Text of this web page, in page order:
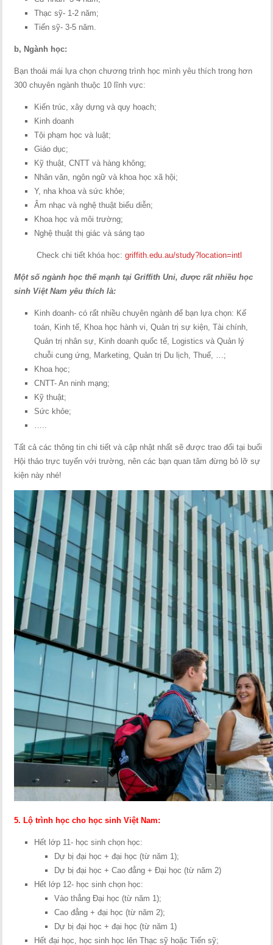
Thạc sỹ- 1-2 năm;
Tiến sỹ- 3-5 năm.
b, Ngành học:
Bạn thoải mái lựa chọn chương trình học mình yêu thích trong hơn
300 chuyên ngành thuộc 10 lĩnh vực:
Kiến trúc, xây dựng và quy hoạch;
Kinh doanh
Tội phạm học và luật;
Giáo dục;
Kỹ thuật, CNTT và hàng không;
Nhân văn, ngôn ngữ và khoa học xã hội;
Y, nha khoa và sức khỏe;
Âm nhạc và nghệ thuật biểu diễn;
Khoa học và môi trường;
Nghệ thuật thị giác và sáng tạo
Check chi tiết khóa học:griffith.edu.au/study?location=intl
Một số ngành học thế mạnh tại Griffith Uni, được rất nhiều học
sinh Việt Nam yêu thích là:
Kinh doanh- có rất nhiều chuyên ngành để bạn lựa chọn: Kế
toán, Kinh tế, Khoa học hành vi, Quản trị sự kiện, Tài chính,
Quản trị nhân sự, Kinh doanh quốc tế, Logistics và Quản lý
chuỗi cung ứng, Marketing, Quản trị Du lịch, Thuế, …;
Khoa học;
CNTT- An ninh mạng;
Kỹ thuật;
Sức khỏe;
…..
Tất cả các thông tin chi tiết và cập nhật nhất sẽ được trao đổi tại buổi
Hội thảo trực tuyến với trường, nên các bạn quan tâm đừng bỏ lỡ sự
kiện này nhé!
5. Lộ trình học cho học sinh Việt Nam:
Hết lớp 11- học sinh chọn học:
Dự bị đại học + đại học (từ năm 1);
Dự bị đại học + Cao đẳng + Đại học (từ năm 2)
Hết lớp 12- học sinh chọn học:
Vào thẳng Đại học (từ năm 1);
Cao đẳng + đại học (từ năm 2);
Dự bị đại học + đại học (từ năm 1)
Hết đại học, học sinh học lên Thạc sỹ hoặc Tiến sỹ;